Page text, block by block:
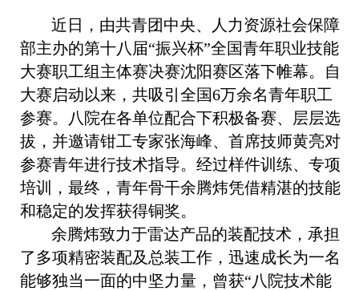
近日，由共青团中央、人力资源社会保障
部主办的第十八届“振兴杯”全国青年职业技能
大赛职工组主体赛决赛沈阳赛区落下帷幕。自
大赛启动以来，共吸引全国6万余名青年职工
参赛。八院在各单位配合下积极备赛、层层选
拔，并邀请钳工专家张海峰、首席技师黄亮对
参赛青年进行技术指导。经过样件训练、专项
培训，最终，青年骨干余腾炜凭借精湛的技能
和稳定的发挥获得铜奖。
余腾炜致力于雷达产品的装配技术，承担
了多项精密装配及总装工作，迅速成长为一名
能够独当一面的中坚力量，曾获“八院技术能